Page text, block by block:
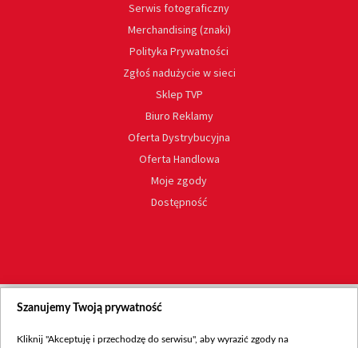
Serwis fotograficzny
Merchandising (znaki)
Polityka Prywatności
Zgłoś nadużycie w sieci
Sklep TVP
Biuro Reklamy
Oferta Dystrybucyjna
Oferta Handlowa
Moje zgody
Dostępność
Szanujemy Twoją prywatność
Kliknij "Akceptuję i przechodzę do serwisu", aby wyrazić zgody na